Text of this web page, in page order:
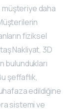
müşteriye daha
fiziksel
Nakliyat, 3D
bulundukları
şeffaflık,
edildiğine
sistemi ve